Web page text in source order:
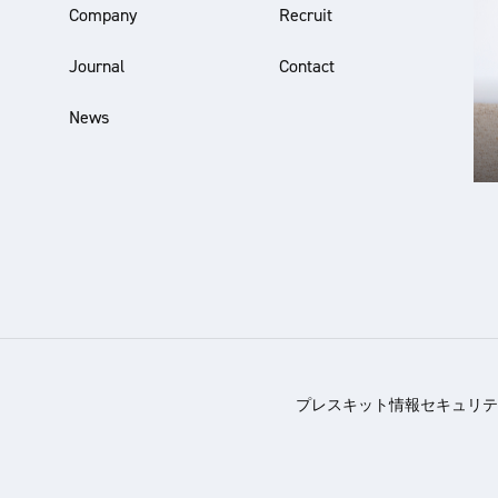
Company
Journal
News
Recruit
Contact
プレスキット情報セキュリ